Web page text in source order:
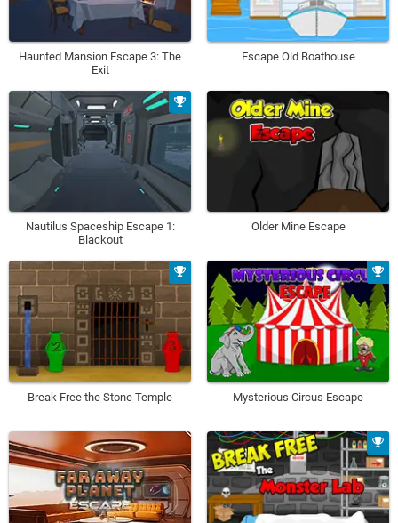
Haunted Mansion Escape 3: The
Exit
Escape Old Boathouse
Nautilus Spaceship Escape 1:
Blackout
Older Mine Escape
Break Free the Stone Temple Mysterious Circus Escape